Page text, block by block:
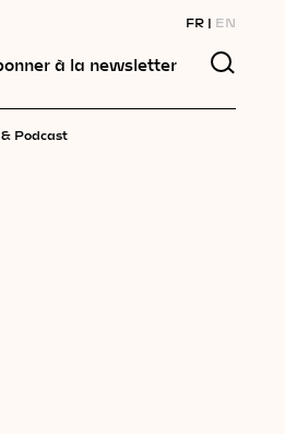
FR EN
à la newsletter
Podcast